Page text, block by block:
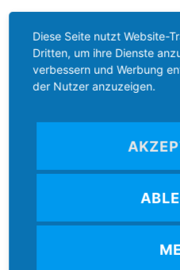
Diese Seite nutzt Website-
Dritten, um ihre Dienste
verbessern und Werbung
der Nutzer anzuzeigen.